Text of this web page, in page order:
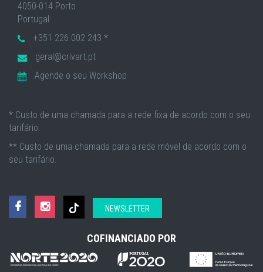
4050-014 Porto
Portugal
+351 226 002 243 *
geral@crivart.pt
Agende o seu Workshop
* Custo de uma chamada para a rede fixa de acordo com o seu
tarifário.
** Custo de uma chamada para a rede móvel de acordo com o
seu tarifário.
NEWSLETTER
COFINANCIADO POR